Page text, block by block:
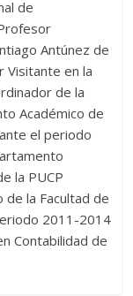
de
Antúnez de
Visitante en la
de la
Académico de
el periodo
la PUCP
la Facultad de
2011-2014
Contabilidad de